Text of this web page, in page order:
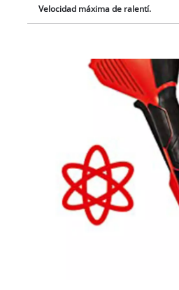
Velocidad máxima de ralentí.